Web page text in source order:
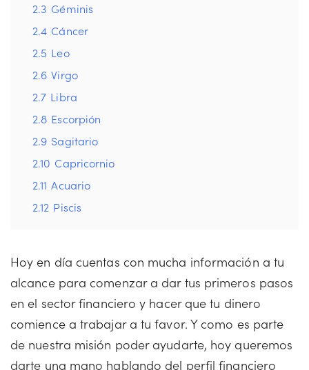
2.3 Géminis
2.4 Cáncer
2.5 Leo
2.6 Virgo
2.7 Libra
2.8 Escorpión
2.9 Sagitario
2.10 Capricornio
2.11 Acuario
2.12 Piscis
Hoy en día cuentas con mucha información a tu
alcance para comenzar a dar tus primeros pasos
en el sector financiero y hacer que tu dinero
comience a trabajar a tu favor. Y como es parte
de nuestra misión poder ayudarte, hoy queremos
darte una mano hablando del perfil financiero